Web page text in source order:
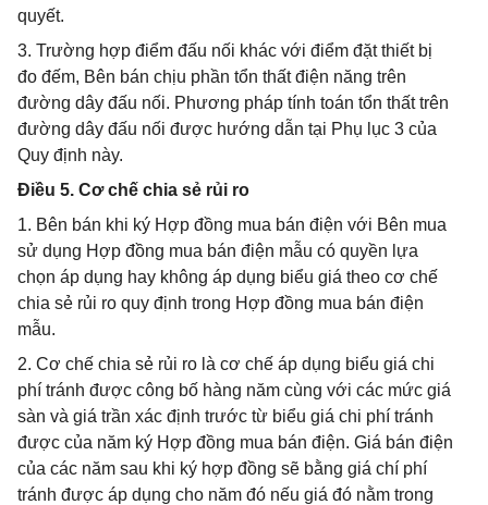
quyết.
3. Trường hợp điểm đấu nối khác với điểm đặt thiết bị
đo đếm, Bên bán chịu phần tổn thất điện năng trên
đường dây đấu nối. Phương pháp tính toán tổn thất trên
đường dây đấu nối được hướng dẫn tại Phụ lục 3 của
Quy định này.
Điều 5. Cơ chế chia sẻ rủi ro
1. Bên bán khi ký Hợp đồng mua bán điện với Bên mua
sử dụng Hợp đồng mua bán điện mẫu có quyền lựa
chọn áp dụng hay không áp dụng biểu giá theo cơ chế
chia sẻ rủi ro quy định trong Hợp đồng mua bán điện
mẫu.
2. Cơ chế chia sẻ rủi ro là cơ chế áp dụng biểu giá chi
phí tránh được công bố hàng năm cùng với các mức giá
sàn và giá trần xác định trước từ biểu giá chi phí tránh
được của năm ký Hợp đồng mua bán điện. Giá bán điện
của các năm sau khi ký hợp đồng sẽ bằng giá chí phí
tránh được áp dụng cho năm đó nếu giá đó nằm trong